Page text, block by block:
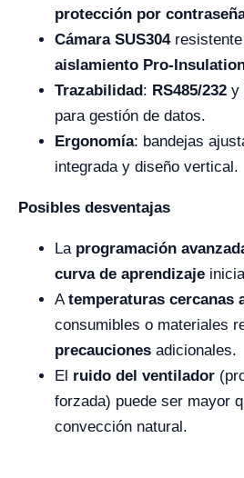
protección por
Cámara SUS304resistente
aislamiento Pro-
Trazabilidad: RS485/232 y
para gestión de datos.
Ergonomía: bandejas
integrada y diseño vertical.
Posibles desventajas
La programación
curva de aprendizaje
Atemperaturas cercanas
consumibles o materiales
precauciones adicionales.
El ruido del ventilador
forzada) puede ser mayor
convección natural.